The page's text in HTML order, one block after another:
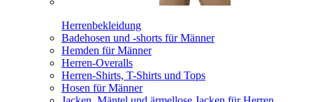
Herrenbekleidung
Badehosen und -shorts für Männer
Hemden für Männer
Herren-Overalls
Herren-Shirts, T-Shirts und Tops
Hosen für Männer